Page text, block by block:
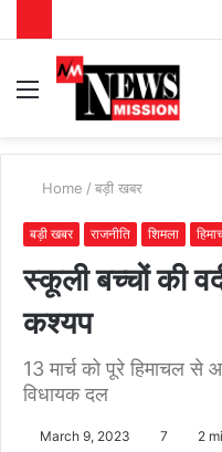
Menu
Home / बड़ी खबर
बड़ी खबर राजनीति शिमला
स्कूली बच्चों की
कश्यप
13 मार्च को पूरे हिमाचल से
विधायक दल
March 9, 2023 7 2